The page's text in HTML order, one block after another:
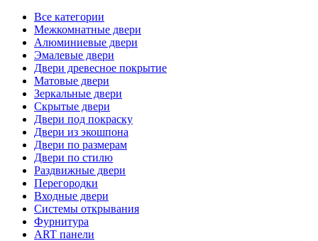
Все категории
Межкомнатные двери
Алюминиевые двери
Эмалевые двери
Двери древесное покрытие
Матовые двери
Зеркальные двери
Скрытые двери
Двери под покраску
Двери из экошпона
Двери по размерам
Двери по стилю
Раздвижные двери
Перегородки
Входные двери
Системы открывания
Фурнитура
ART панели